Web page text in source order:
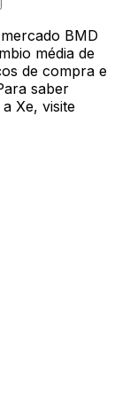
BMD
média de
de compra e
saber
Xe, visite